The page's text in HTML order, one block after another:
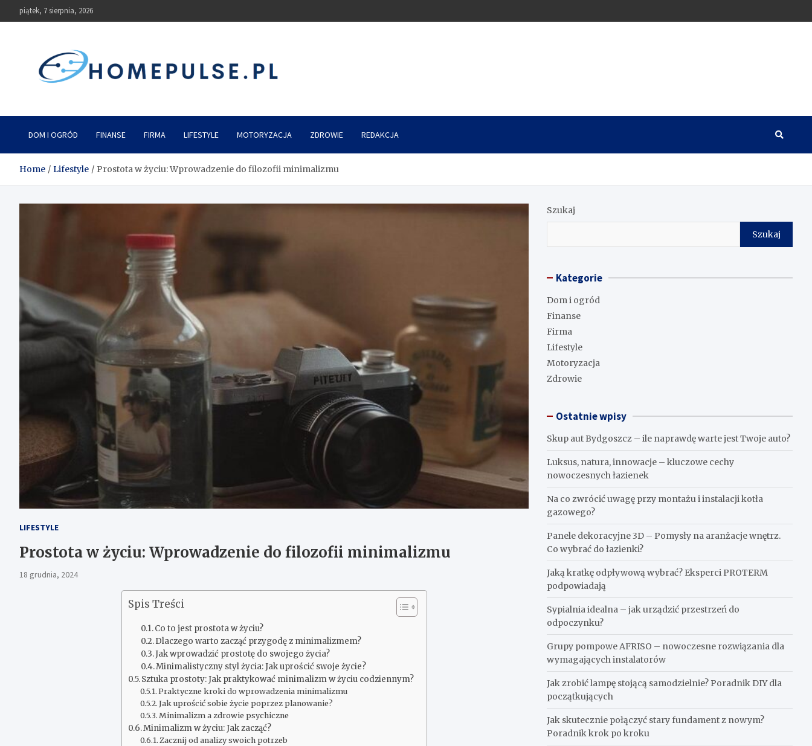
to
piątek, 7 sierpnia, 2026
homepulse.pl
DOM I OGRÓD FINANSE FIRMA LIFESTYLE MOTORYZACJA ZDROWIE REDAKCJA
Home Lifestyle Prostota w życiu: Wprowadzenie do filozofii minimalizmu
LIFESTYLE
Prostota w życiu: Wprowadzenie do filozofii minimalizmu
18 grudnia, 2024
Spis Treści
Co to jest prostota w życiu?
Dlaczego warto zacząć przygodę z minimalizmem?
Jak wprowadzić prostotę do swojego życia?
Minimalistyczny styl życia: Jak uprościć swoje życie?
Sztuka prostoty: Jak praktykować minimalizm w życiu codziennym?
Praktyczne kroki do wprowadzenia minimalizmu
Jak uprościć sobie życie poprzez planowanie?
Minimalizm a zdrowie psychiczne
Minimalizm w życiu: Jak zacząć?
Zacznij od analizy swoich potrzeb
Szukaj
Szukaj
Kategorie
Dom i ogród
Finanse
Firma
Lifestyle
Motoryzacja
Zdrowie
Ostatnie wpisy
Skup aut Bydgoszcz – ile naprawdę warte jest Twoje auto?
Luksus, natura, innowacje – kluczowe cechy
nowoczesnych łazienek
Na co zwrócić uwagę przy montażu i instalacji kotła
gazowego?
Panele dekoracyjne 3D – Pomysły na aranżacje wnętrz.
Co wybrać do łazienki?
Jaką kratkę odpływową wybrać? Eksperci PROTERM
podpowiadają
Sypialnia idealna – jak urządzić przestrzeń do
odpoczynku?
Grupy pompowe AFRISO – nowoczesne rozwiązania dla
wymagających instalatorów
Jak zrobić lampę stojącą samodzielnie? Poradnik DIY dla
początkujących
Jak skutecznie połączyć stary fundament z nowym?
Poradnik krok po kroku